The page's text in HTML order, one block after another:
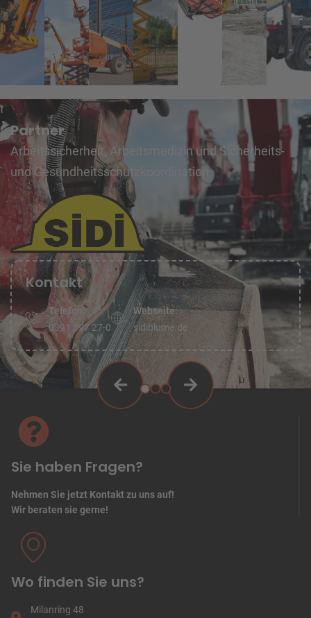
Partner
Arbeitssicherheit, Arbeitsmedizin und Sicherheits-
und Gesundheitsschutzkoordination
Kontakt
Telefon:
0391 597 27-0
Webseite:
sidiblume.de
Sie haben Fragen?
Nehmen Sie jetzt Kontakt zu uns auf!
Wir beraten sie gerne!
Wo finden Sie uns?
Milanring 48